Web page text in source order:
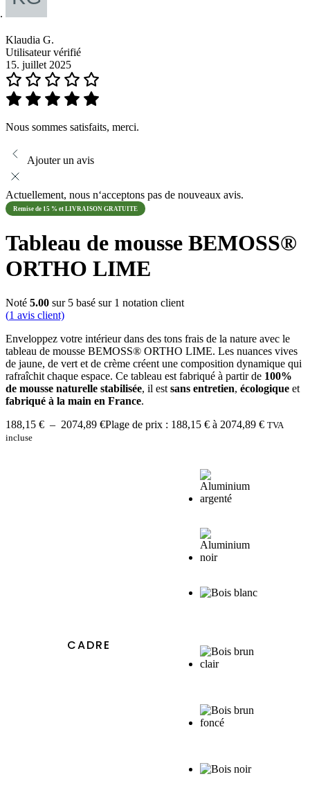
Klaudia G.
Utilisateur vérifié
15. juillet 2025
Nous sommes satisfaits, merci.
Ajouter un avis
Actuellement, nous n‘acceptons pas de nouveaux avis.
Remise de 15 % et LIVRAISON GRATUITE
Tableau de mousse BEMOSS®
ORTHO LIME
Noté 5.00 sur 5 basé sur 1 notation client
(1 avis client)
Enveloppez votre intérieur dans des tons frais de la nature avec le
tableau de mousse BEMOSS® ORTHO LIME. Les nuances vives
de jaune, de vert et de crème créent une composition dynamique qui
rafraîchit chaque espace. Ce tableau est fabriqué à partir de 100%
de mousse naturelle stabilisée, il est sans entretien, écologique et
fabriqué à la main en France.
188,15 € – 2074,89 €Plage de prix : 188,15 € à 2074,89 € TVA
incluse
CADRE